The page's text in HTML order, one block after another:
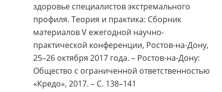
здоровье специалистов экстремального
профиля. Теория и практика: Сборник
материалов V ежегодной научно-
практической конференции, Ростов-на-Дону,
25–26 октября 2017 года. – Ростов-на-Дону:
Общество с ограниченной ответственностью
«Кредо», 2017. – С. 138–141